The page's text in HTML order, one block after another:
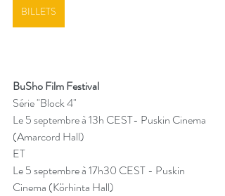
BILLETS
BuSho Film Festival
Série "Block 4"
Le 5 septembre à 13h CEST- Puskin Cinema
(Amarcord Hall)
ET
Le 5 septembre à 17h30 CEST - Puskin
Cinema (Körhinta Hall)